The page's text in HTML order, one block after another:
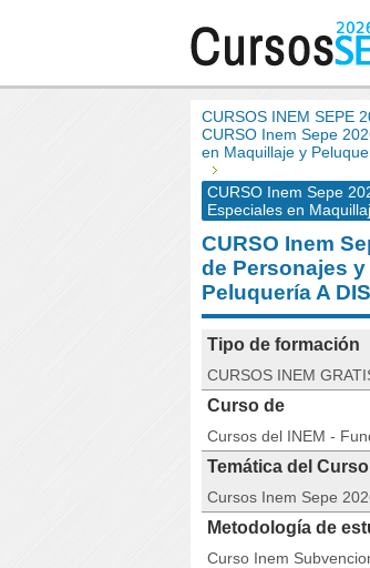
CURSOS INEM SEPE
CURSO Inem Sepe
en Maquillaje y
CURSO Inem Sepe
Especiales en
CURSO Inem
de Personajes
Peluquería A
Tipo de formación
CURSOS INEM
Curso de
Cursos del INEM -
Temática del Curso
Cursos Inem Sepe
Metodología de
Curso Inem